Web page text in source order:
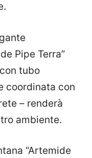
Pipe Terra”
tubo
coordinata con
– renderà
ambiente.
“Artemide